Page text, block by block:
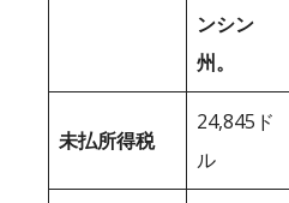
ンシン
州。
未払所得税
24,845ド
ル